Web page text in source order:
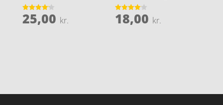
Vurderet
4.2
25,00 kr.
Vurderet
4.1
18,00 kr.